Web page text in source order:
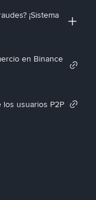
¡Sistema
en Binance
los usuarios P2P